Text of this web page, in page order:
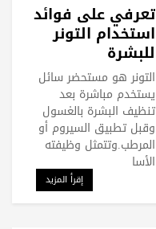
تعرفي على فوائد
استخدام التونر
للبشرة
التونر هو مستحضر سائل
يستخدم مباشرة بعد
تنظيف البشرة بالغسول
وقبل تطبيق السيروم أو
المرطب.وتتمثل وظيفته
الأسا
إقرأ المزيد